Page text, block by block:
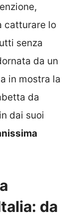
catturare lo
senza
da un
in mostra la
da
dai suoi
da